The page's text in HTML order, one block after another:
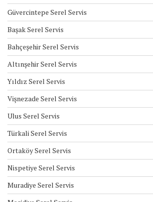
Güvercintepe Serel Servis
Başak Serel Servis
Bahçeşehir Serel Servis
Altınşehir Serel Servis
Yıldız Serel Servis
Vişnezade Serel Servis
Ulus Serel Servis
Türkali Serel Servis
Ortaköy Serel Servis
Nispetiye Serel Servis
Muradiye Serel Servis